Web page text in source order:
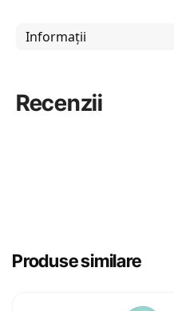
Informații
Recenzii
Produse similare